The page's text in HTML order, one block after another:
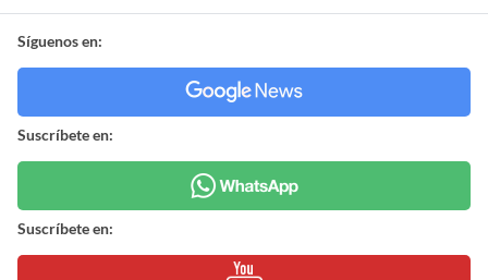
Síguenos en:
Suscríbete en:
Suscríbete en: